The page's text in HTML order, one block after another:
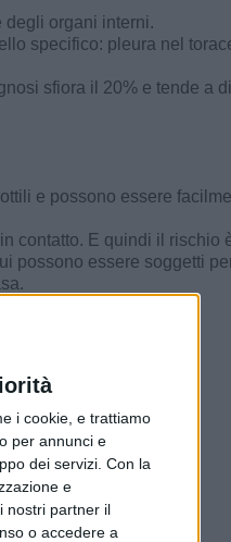
i cookie, e trattiamo
per annunci e
dei servizi. Con la
e
nostri partner il
o accedere a
degli organi interni.
specifico: pleura nel
sfiora il 20% e tende a
e possono essere
contatto. E quindi il rischio
possono essere soggetti